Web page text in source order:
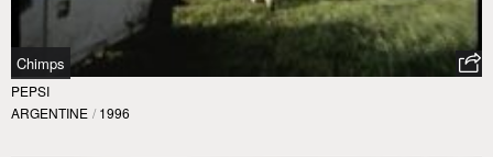
Chimps
PEPSI
ARGENTINE / 1996